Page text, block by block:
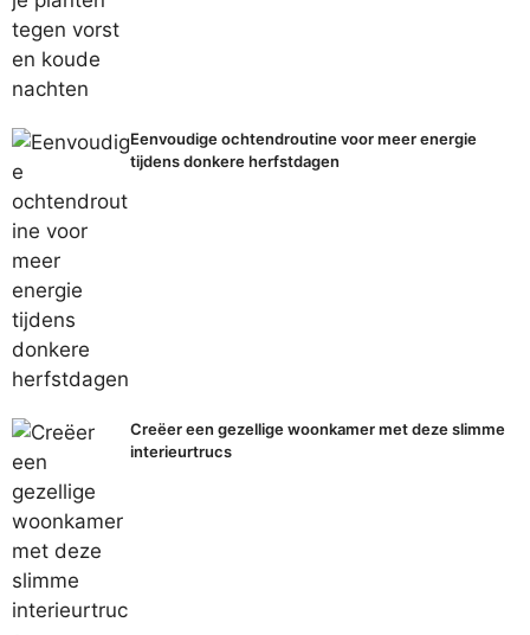
Eenvoudige ochtendroutine voor meer energie
tijdens donkere herfstdagen
Creëer een gezellige woonkamer met deze slimme
interieurtrucs